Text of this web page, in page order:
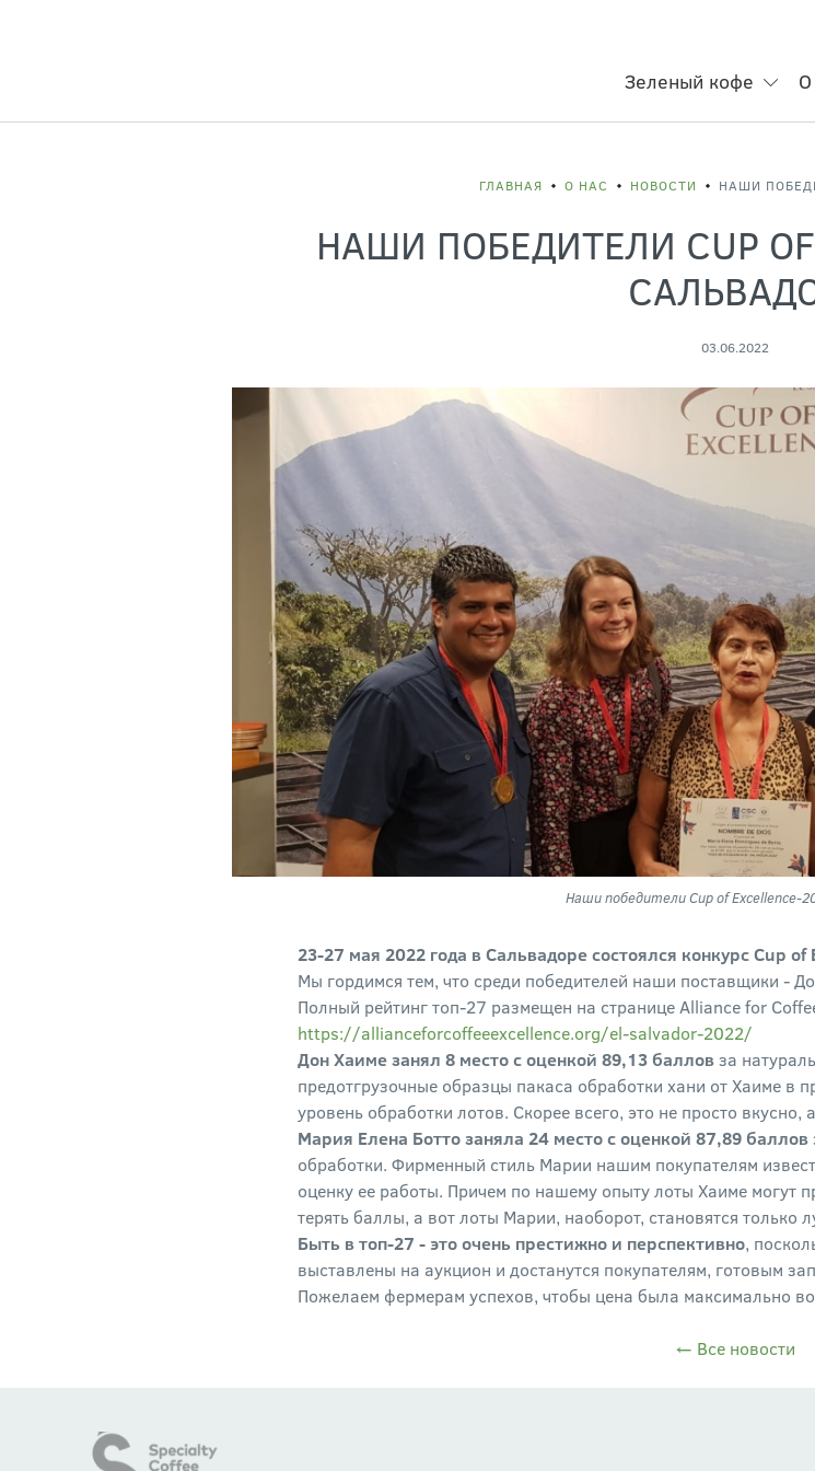
Зеленый кофе
ГЛАВНАЯ О НАС НОВОСТИ
НАШИ ПОБЕДИТЕЛИ CUP OF
03.06.2022
Наши победители Cup of Excellence-
23-27 мая 2022 года в Сальвадоре состоялся конкурс Cup of
Мы гордимся тем, что среди победителей наши поставщики -
Полный рейтинг топ-27 размещен на странице Alliance for
https://allianceforcoffeeexcellence.org/el-salvador-2022/
Дон Хаиме занял 8 место с оценкой 89,13 балловза
предотгрузочные образцы пакаса обработки хани от Хаиме в
уровень обработки лотов. Скорее всего, это не просто вкусно,
Мария Елена Ботто заняла 24 место с оценкой 87,89 баллов
обработки. Фирменный стиль Марии нашим покупателям
оценку ее работы. Причем по нашему опыту лоты Хаиме могут
терять баллы, а вот лоты Марии, наоборот, становятся только
Быть в топ-27 - это очень престижно и перспективно,
выставлены на аукцион и достанутся покупателям, готовым
Пожелаем фермерам успехов, чтобы цена была максимально
← Все новости